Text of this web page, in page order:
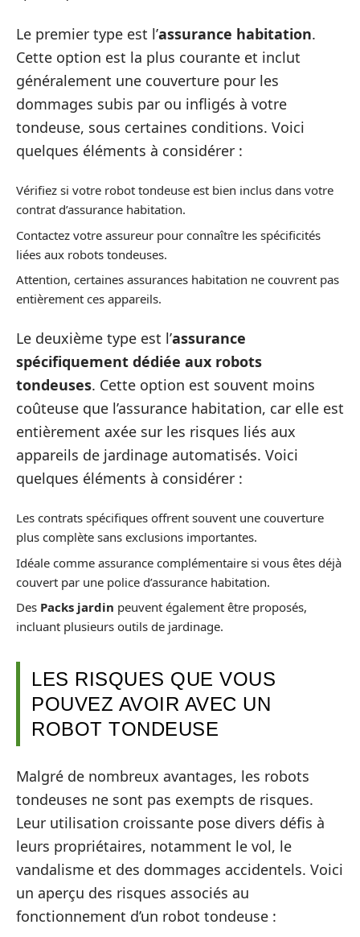
Le premier type est l’assurance habitation.
Cette option est la plus courante et inclut
généralement une couverture pour les
dommages subis par ou infligés à votre
tondeuse, sous certaines conditions. Voici
quelques éléments à considérer :
Vérifiez si votre robot tondeuse est bien inclus dans votre
contrat d’assurance habitation.
Contactez votre assureur pour connaître les spécificités
liées aux robots tondeuses.
Attention, certaines assurances habitation ne couvrent pas
entièrement ces appareils.
Le deuxième type est l’assurance
spécifiquement dédiée aux robots
tondeuses. Cette option est souvent moins
coûteuse que l’assurance habitation, car elle est
entièrement axée sur les risques liés aux
appareils de jardinage automatisés. Voici
quelques éléments à considérer :
Les contrats spécifiques offrent souvent une couverture
plus complète sans exclusions importantes.
Idéale comme assurance complémentaire si vous êtes déjà
couvert par une police d’assurance habitation.
Des Packs jardin peuvent également être proposés,
incluant plusieurs outils de jardinage.
LES RISQUES QUE VOUS
POUVEZ AVOIR AVEC UN
ROBOT TONDEUSE
Malgré de nombreux avantages, les robots
tondeuses ne sont pas exempts de risques.
Leur utilisation croissante pose divers défis à
leurs propriétaires, notamment le vol, le
vandalisme et des dommages accidentels. Voici
un aperçu des risques associés au
fonctionnement d’un robot tondeuse :